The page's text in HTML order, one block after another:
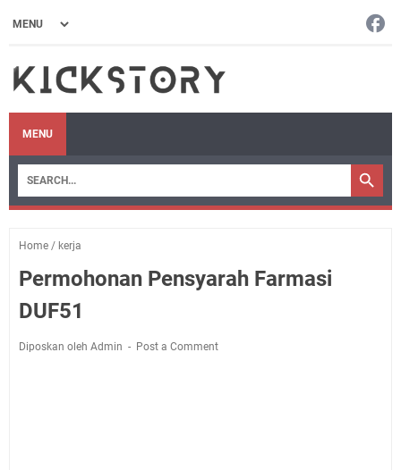
MENU
Home / kerja
Permohonan Pensyarah Farmasi
DUF51
Diposkan oleh Admin Post a Comment